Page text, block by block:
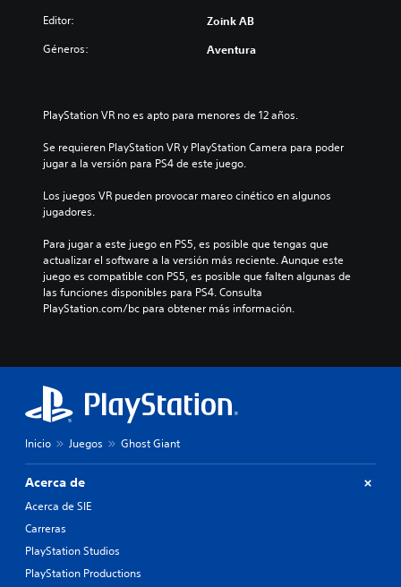
Editor: Zoink AB
Géneros: Aventura
PlayStation VR no es apto para menores de 12 años.
Se requieren PlayStation VR y PlayStation Camera para poder
jugar a la versión para PS4 de este juego.
Los juegos VR pueden provocar mareo cinético en algunos
jugadores.
Para jugar a este juego en PS5, es posible que tengas que
actualizar el software a la versión más reciente. Aunque este
juego es compatible con PS5, es posible que falten algunas de
las funciones disponibles para PS4. Consulta
PlayStation.com/bc para obtener más información.
Inicio Juegos Ghost Giant
Acerca de
Acerca de SIE
Carreras
PlayStation Studios
PlayStation Productions